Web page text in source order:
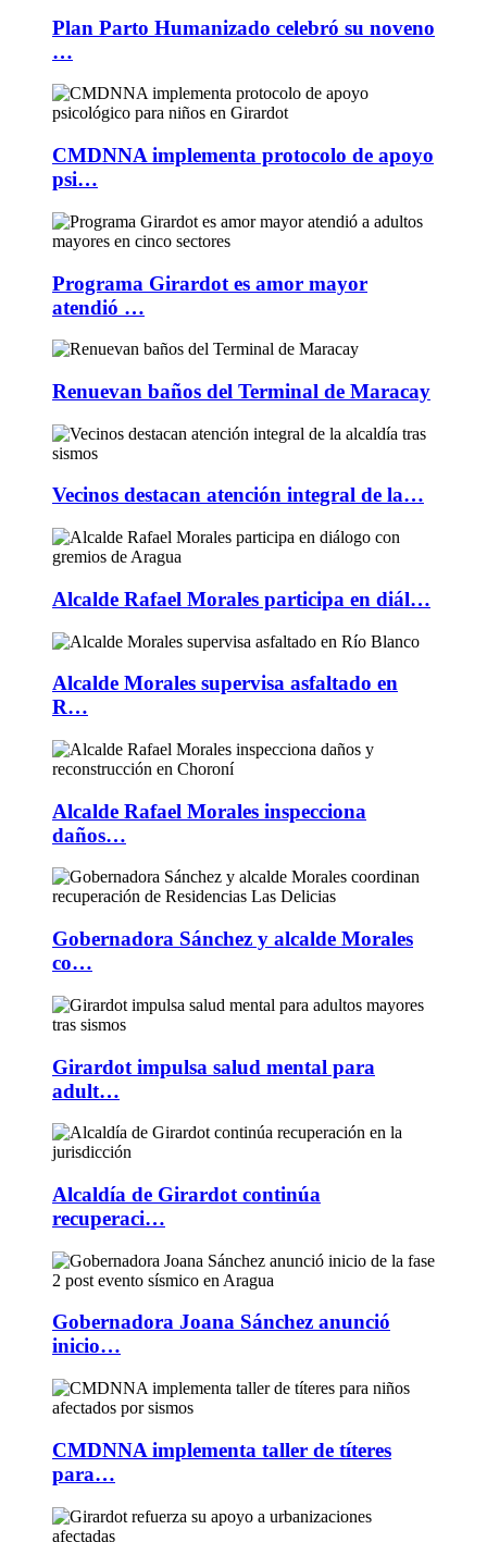
Plan Parto Humanizado celebró su noveno
…
CMDNNA implementa protocolo de apoyo
psi…
Programa Girardot es amor mayor
atendió …
Renuevan baños del Terminal de Maracay
Vecinos destacan atención integral de la…
Alcalde Rafael Morales participa en diál…
Alcalde Morales supervisa asfaltado en
R…
Alcalde Rafael Morales inspecciona
daños…
Gobernadora Sánchez y alcalde Morales
co…
Girardot impulsa salud mental para
adult…
Alcaldía de Girardot continúa
recuperaci…
Gobernadora Joana Sánchez anunció
inicio…
CMDNNA implementa taller de títeres
para…